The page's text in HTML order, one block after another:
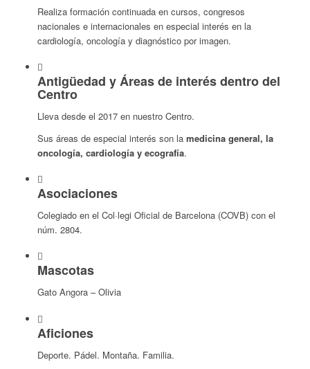
Realiza formación continuada en cursos, congresos
nacionales e internacionales en especial interés en la
cardiología, oncología y diagnóstico por imagen.
Antigüedad y Áreas de interés dentro del
Centro
Lleva desde el 2017 en nuestro Centro.
Sus áreas de especial interés son la medicina general, la
oncología, cardiología y ecografía.
Asociaciones
Colegiado en el Col·legi Oficial de Barcelona (COVB) con el
núm. 2804.
Mascotas
Gato Angora – Olivia
Aficiones
Deporte. Pádel. Montaña. Familia.